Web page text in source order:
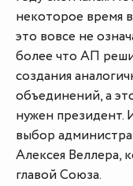
некоторое время
это вовсе не
более что АП
создания
объединений, а
нужен президент.
выбор
Алексея Веллера,
главой Союза.